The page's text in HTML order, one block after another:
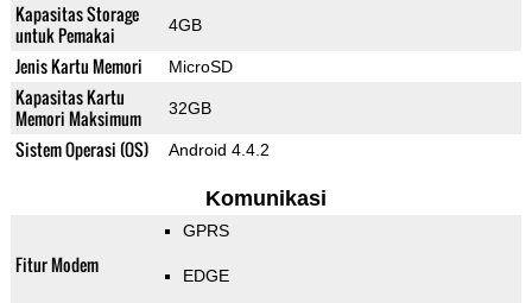
Kapasitas Storage
untuk Pemakai
4GB
Jenis Kartu Memori MicroSD
Kapasitas Kartu
Memori Maksimum
32GB
Sistem Operasi (OS) Android 4.4.2
Komunikasi
Fitur Modem
GPRS
EDGE